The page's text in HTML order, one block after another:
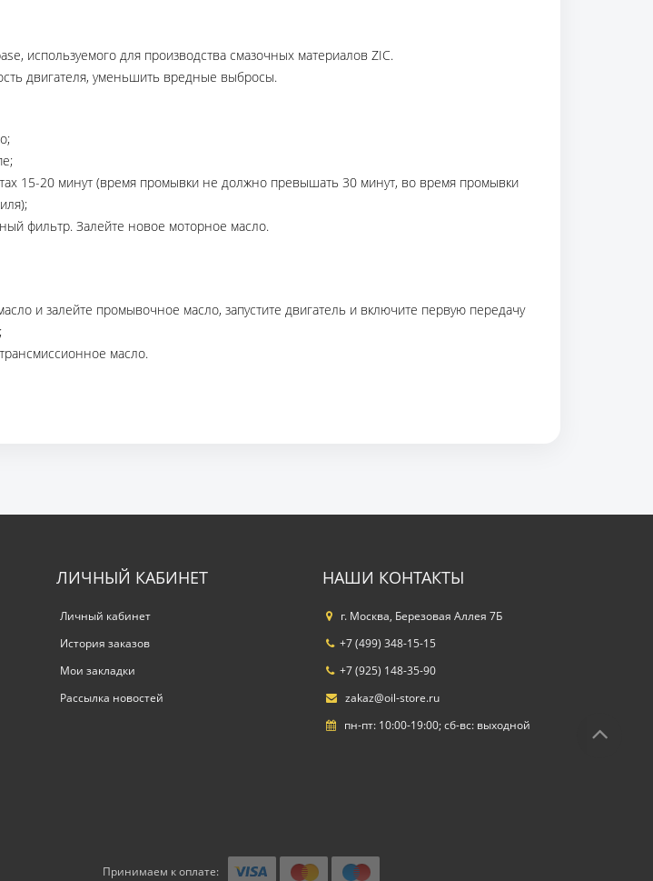
используемого для производства смазочных материалов ZIC.
двигателя, уменьшить вредные выбросы.
15-20 минут (время промывки не должно превышать 30 минут, во время промывки
фильтр. Залейте новое моторное масло.
и залейте промывочное масло, запустите двигатель и включите первую передачу
масло.
ЛИЧНЫЙ КАБИНЕТ
Личный кабинет
История заказов
Мои закладки
Рассылка новостей
НАШИ КОНТАКТЫ
г. Москва, Березовая Аллея 7Б
+7 (499) 348-15-15
+7 (925) 148-35-90
zakaz@oil-store.ru
пн-пт: 10:00-19:00; сб-вс: выходной
Принимаем к оплате: